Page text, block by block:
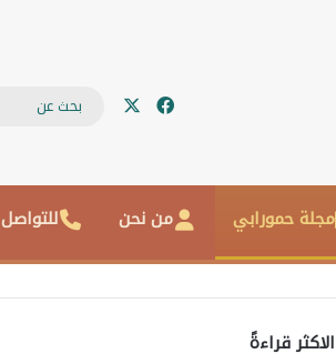
فيسبوك
مجلة حمورابي من نحن للتواصل
الاكثر قراءةً